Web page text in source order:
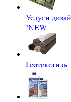
Услуги
!NEW
Геотекстиль